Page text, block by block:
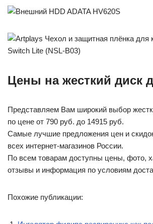
Цены на жесткий диск
Представляем Вам широкий выбор
по цене от 790 руб. до 14915 руб.
Самые лучшие предложения цен и
всех интернет-магазинов России.
По всем товарам доступны цены, фото,
отзывы и информация по условиям
Похожие публикации: